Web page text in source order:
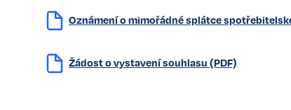
Oznámení o mimořádné splátce
Žádost o vystavení souhlasu (PDF)